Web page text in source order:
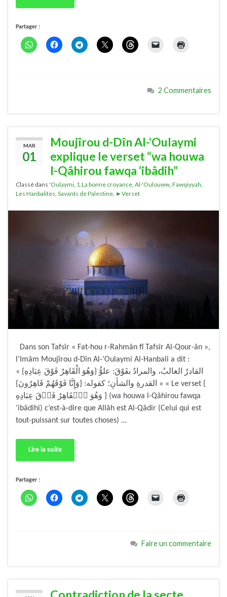
Partager :
2 Commentaires
MAR
01
Moujîrou d-Dîn Al-‘Oulaymi
explique le verset “wa houwa
l-Qâhirou fawqa ‘ibâdih”
Classé dans 'Oulaymi 1.La bonne croyance Al-'Oulouww Fawqiyyah
Les Hanbalites Savants de Palestine ►Verset
Dans son Tafsîr « Fat-hou r-Rahmân fî Tafsîr Al-Qour-ân »,
l’Imâm Moujîrou d-Dîn Al-‘Oulaymi Al-Hanbali a dit :
« {وَهُوَ الْقَاهِرُ فَوْقَ عِبَادِهِ} القادرُ الغالبُ، والمرادُ بفَوْقَ: علوُّ
القدرةِ والشأنِ؛ كقوله: {وَإِنَّا فَوْقَهُمْ قَاهِرُونَ} » « Le verset {
وَهُوَ ٱلۡقَاهِرُ فَوۡقَ عِبَادِهِ } (wa houwa l-Qâhirou fawqa
‘ibâdihi) c’est-à-dire que Allâh est Al-Qâdir (Celui qui est
tout-puissant sur toutes choses) …
Lire la suite
Partager :
Faire un commentaire